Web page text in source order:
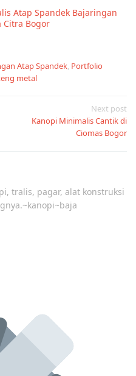
Atap Spandek Bajaringan
Citra Bogor
Atap Spandek, Portfolio
metal
Next post
Kanopi Minimalis Cantik di
Ciomas Bogor
tralis, pagar, alat konstruksi